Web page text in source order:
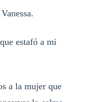
estafó a mi
a la mujer que